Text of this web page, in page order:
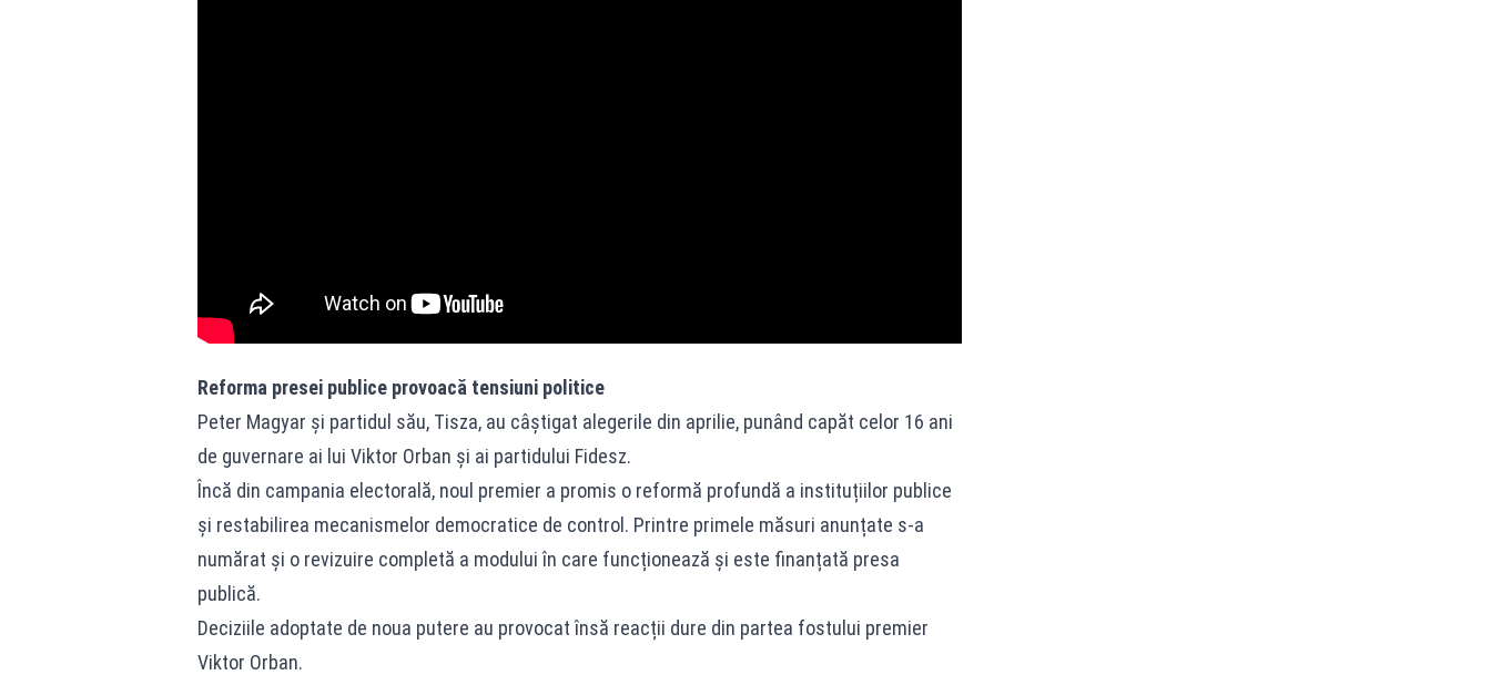
Reforma presei publice provoacă tensiuni politice
Peter Magyar și partidul său, Tisza, au câștigat alegerile din aprilie, punând capăt celor 16 ani
de guvernare ai lui Viktor Orban și ai partidului Fidesz.
Încă din campania electorală, noul premier a promis o reformă profundă a instituțiilor publice
și restabilirea mecanismelor democratice de control. Printre primele măsuri anunțate s-a
numărat și o revizuire completă a modului în care funcționează și este finanțată presa
publică.
Deciziile adoptate de noua putere au provocat însă reacții dure din partea fostului premier
Viktor Orban.